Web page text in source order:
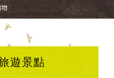
物
遊景點